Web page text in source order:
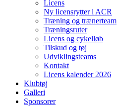
Licens
Ny licensrytter i ACR
Træning og trænerteam
Træningsruter
Licens og cykelløb
Tilskud og tøj
Udviklingsteams
Kontakt
Licens kalender 2026
Klubtøj
Galleri
Sponsorer